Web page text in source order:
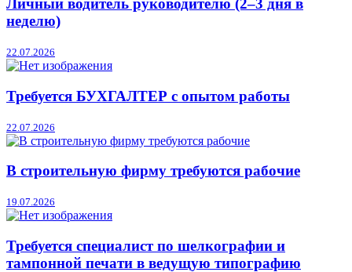
Личный водитель руководителю (2–3 дня в
неделю)
22.07.2026
Требуется БУХГАЛТЕР с опытом работы
22.07.2026
В строительную фирму требуются рабочие
19.07.2026
Требуется специалист по шелкографии и
тампонной печати в ведущую типографию